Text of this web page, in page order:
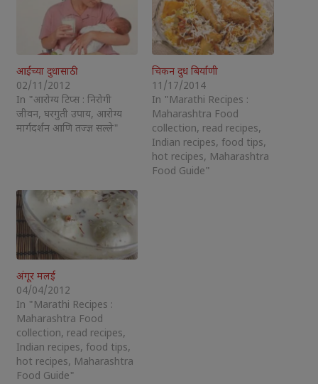
आईच्या दुधासाठी
02/11/2012
In "आरोग्य टिप्स : निरोगी
जीवन, घरगुती उपाय, आरोग्य
मार्गदर्शन आणि तज्ज्ञ सल्ले"
चिकन दुध बिर्याणी
11/17/2014
In "Marathi Recipes :
Maharashtra Food
collection, read recipes,
Indian recipes, food tips,
hot recipes, Maharashtra
Food Guide"
अंगूर मलई
04/04/2012
In "Marathi Recipes :
Maharashtra Food
collection, read recipes,
Indian recipes, food tips,
hot recipes, Maharashtra
Food Guide"